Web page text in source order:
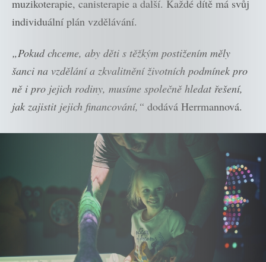
muzikoterapie, canisterapie a další. Každé dítě má svůj
individuální plán vzdělávání.
„Pokud chceme, aby děti s těžkým postižením měly
šanci na vzdělání a zkvalitnění životních podmínek pro
ně i pro jejich rodiny, musíme společně hledat řešení,
jak zajistit jejich financování,“ dodává Herrmannová.